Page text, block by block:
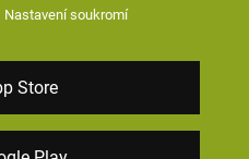
Nastavení soukromí
Store